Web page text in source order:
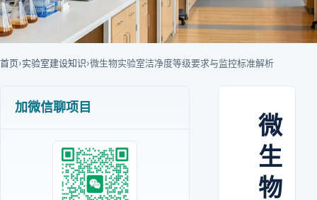
首页›实验室建设知识›微生物实验室洁净度等级要求与监控标准解析
加微信聊项目
微
生
物